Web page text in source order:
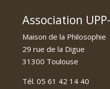
Association
Maison de la Philosophie
29 rue de la Digue
31300 Toulouse
Tél. 05 61 42 14 40